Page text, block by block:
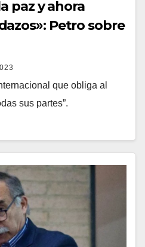
paz y ahora
Petro sobre
que obliga al
sus partes”.